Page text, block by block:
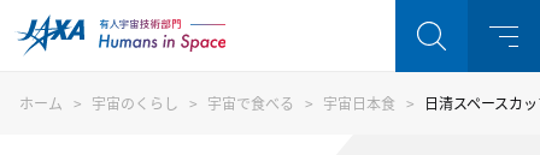
ホーム 宇宙のくらし 宇宙で食べる 宇宙日本食 日清スペースカ